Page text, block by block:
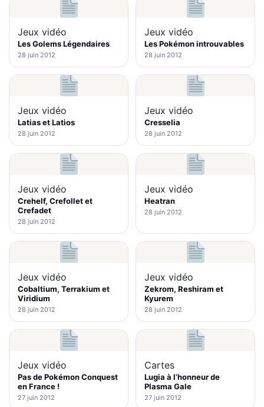
Jeux vidéo
Les Golems Légendaires
28 juin 2012
Jeux vidéo
Les Pokémon introuvables
28 juin 2012
Jeux vidéo
Latias et Latios
28 juin 2012
Jeux vidéo
Cresselia
28 juin 2012
Jeux vidéo
Crehelf, Crefollet et
Crefadet
28 juin 2012
Jeux vidéo
Heatran
28 juin 2012
Jeux vidéo
Cobaltium, Terrakium et
Viridium
28 juin 2012
Jeux vidéo
Zekrom, Reshiram et
Kyurem
28 juin 2012
Jeux vidéo
Pas de Pokémon Conquest
en France !
27 juin 2012
Cartes
Lugia à l’honneur de
Plasma Gale
27 juin 2012